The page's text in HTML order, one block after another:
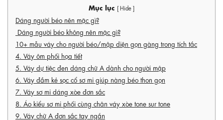
Mục lục [ Hide ]
Dáng người béo nên mặc gì?
Dáng người béo không nên mặc gì?
10+ mẫu váy cho người béo/mập diện gọn gàng trong tích tắc
4. Váy ôm phối họa tiết
5. Váy dự tiệc đen dáng chữ A dành cho người mập
6. Váy đầm kẻ sọc cổ sơ mi giúp nàng béo thon gọn
7. Váy sơ mi dáng xòe đơn sắc
8. Áo kiểu sơ mi phối cùng chân váy xòe tone sur tone
9. Váy chữ A đơn sắc tay ngắn